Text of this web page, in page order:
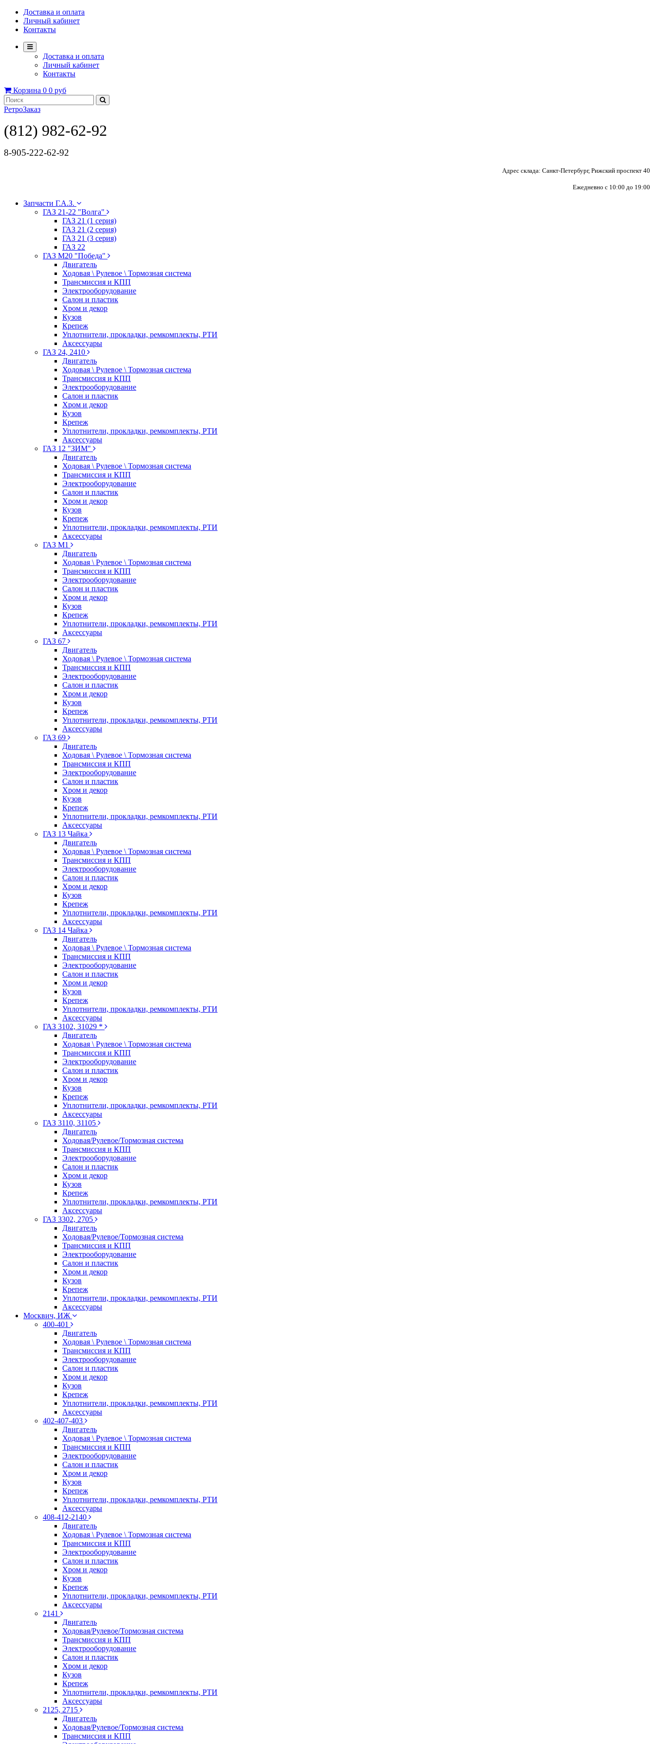
Доставка и оплата
Личный кабинет
Контакты
Доставка и оплата
Личный кабинет
Контакты
Корзина 0 0 руб
РетроЗаказ
(812) 982-62-92
8-905-222-62-92
Адрес склада: Санкт-Петербург, Рижский проспект 40
Ежедневно с 10:00 до 19:00
Запчасти Г.А.З.
ГАЗ 21-22 "Волга"
ГАЗ 21 (1 серия)
ГАЗ 21 (2 серия)
ГАЗ 21 (3 серия)
ГАЗ 22
ГАЗ М20 "Победа"
Двигатель
Ходовая \ Рулевое \ Тормозная система
Трансмиссия и КПП
Электрооборудование
Салон и пластик
Хром и декор
Кузов
Крепеж
Уплотнители, прокладки, ремкомплекты, РТИ
Аксессуары
ГАЗ 24, 2410
Двигатель
Ходовая \ Рулевое \ Тормозная система
Трансмиссия и КПП
Электрооборудование
Салон и пластик
Хром и декор
Кузов
Крепеж
Уплотнители, прокладки, ремкомплекты, РТИ
Аксессуары
ГАЗ 12 "ЗИМ"
Двигатель
Ходовая \ Рулевое \ Тормозная система
Трансмиссия и КПП
Электрооборудование
Салон и пластик
Хром и декор
Кузов
Крепеж
Уплотнители, прокладки, ремкомплекты, РТИ
Аксессуары
ГАЗ М1
Двигатель
Ходовая \ Рулевое \ Тормозная система
Трансмиссия и КПП
Электрооборудование
Салон и пластик
Хром и декор
Кузов
Крепеж
Уплотнители, прокладки, ремкомплекты, РТИ
Аксессуары
ГАЗ 67
Двигатель
Ходовая \ Рулевое \ Тормозная система
Трансмиссия и КПП
Электрооборудование
Салон и пластик
Хром и декор
Кузов
Крепеж
Уплотнители, прокладки, ремкомплекты, РТИ
Аксессуары
ГАЗ 69
Двигатель
Ходовая \ Рулевое \ Тормозная система
Трансмиссия и КПП
Электрооборудование
Салон и пластик
Хром и декор
Кузов
Крепеж
Уплотнители, прокладки, ремкомплекты, РТИ
Аксессуары
ГАЗ 13 Чайка
Двигатель
Ходовая \ Рулевое \ Тормозная система
Трансмиссия и КПП
Электрооборудование
Салон и пластик
Хром и декор
Кузов
Крепеж
Уплотнители, прокладки, ремкомплекты, РТИ
Аксессуары
ГАЗ 14 Чайка
Двигатель
Ходовая \ Рулевое \ Тормозная система
Трансмиссия и КПП
Электрооборудование
Салон и пластик
Хром и декор
Кузов
Крепеж
Уплотнители, прокладки, ремкомплекты, РТИ
Аксессуары
ГАЗ 3102, 31029 *
Двигатель
Ходовая \ Рулевое \ Тормозная система
Трансмиссия и КПП
Электрооборудование
Салон и пластик
Хром и декор
Кузов
Крепеж
Уплотнители, прокладки, ремкомплекты, РТИ
Аксессуары
ГАЗ 3110, 31105
Двигатель
Ходовая/Рулевое/Тормозная система
Трансмиссия и КПП
Электрооборудование
Салон и пластик
Хром и декор
Кузов
Крепеж
Уплотнители, прокладки, ремкомплекты, РТИ
Аксессуары
ГАЗ 3302, 2705
Двигатель
Ходовая/Рулевое/Тормозная система
Трансмиссия и КПП
Электрооборудование
Салон и пластик
Хром и декор
Кузов
Крепеж
Уплотнители, прокладки, ремкомплекты, РТИ
Аксессуары
Москвич, ИЖ
400-401
Двигатель
Ходовая \ Рулевое \ Тормозная система
Трансмиссия и КПП
Электрооборудование
Салон и пластик
Хром и декор
Кузов
Крепеж
Уплотнители, прокладки, ремкомплекты, РТИ
Аксессуары
402-407-403
Двигатель
Ходовая \ Рулевое \ Тормозная система
Трансмиссия и КПП
Электрооборудование
Салон и пластик
Хром и декор
Кузов
Крепеж
Уплотнители, прокладки, ремкомплекты, РТИ
Аксессуары
408-412-2140
Двигатель
Ходовая \ Рулевое \ Тормозная система
Трансмиссия и КПП
Электрооборудование
Салон и пластик
Хром и декор
Кузов
Крепеж
Уплотнители, прокладки, ремкомплекты, РТИ
Аксессуары
2141
Двигатель
Ходовая/Рулевое/Тормозная система
Трансмиссия и КПП
Электрооборудование
Салон и пластик
Хром и декор
Кузов
Крепеж
Уплотнители, прокладки, ремкомплекты, РТИ
Аксессуары
2125, 2715
Двигатель
Ходовая/Рулевое/Тормозная система
Трансмиссия и КПП